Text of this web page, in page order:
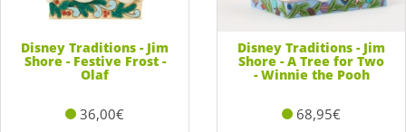
Disney Traditions - Jim
Shore - Festive Frost -
Olaf
36,00€
Disney Traditions - Jim
Shore - A Tree for Two
- Winnie the Pooh
68,95€